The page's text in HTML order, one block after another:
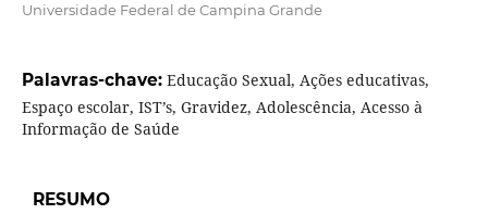
Universidade Federal de Campina Grande
Palavras-chave: Educação Sexual, Ações educativas,
Espaço escolar, IST’s, Gravidez, Adolescência, Acesso à
Informação de Saúde
RESUMO